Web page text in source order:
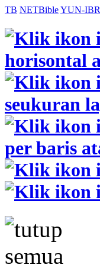
TB NETBibleYUN-IBR